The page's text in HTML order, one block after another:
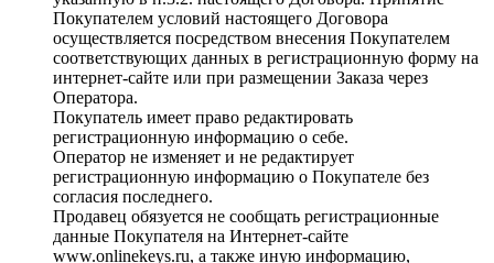
Покупателем условий настоящего Договора
осуществляется посредством внесения Покупателем
соответствующих данных в регистрационную форму на
интернет-сайте или при размещении Заказа через
Оператора.
Покупатель имеет право редактировать
регистрационную информацию о себе.
Оператор не изменяет и не редактирует
регистрационную информацию о Покупателе без
согласия последнего.
Продавец обязуется не сообщать регистрационные
данные Покупателя на Интернет-сайте
www.onlinekeys.ru, а также иную информацию,